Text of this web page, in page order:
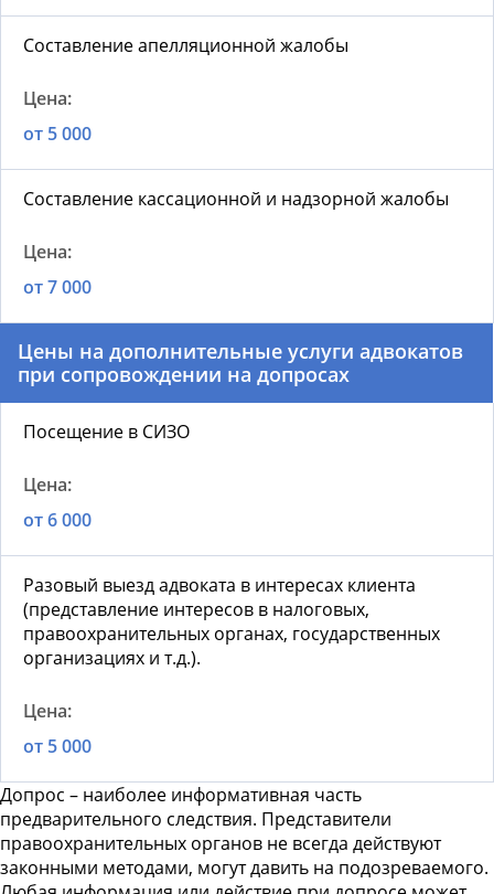
Составление апелляционной жалобы
от 5 000
Составление кассационной и надзорной жалобы
от 7 000
Цены на дополнительные услуги адвокатов
при сопровождении на допросах
Посещение в СИЗО
от 6 000
Разовый выезд адвоката в интересах клиента
(представление интересов в налоговых,
правоохранительных органах, государственных
организациях и т.д.).
от 5 000
Допрос – наиболее информативная часть
предварительного следствия. Представители
правоохранительных органов не всегда действуют
законными методами, могут давить на подозреваемого.